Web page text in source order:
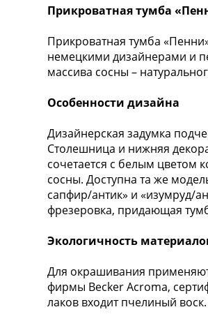
Прикроватная тумба
Прикроватная тумба
немецкими дизайнерами и
массива сосны –
Особенности дизайна
Дизайнерская задумка
Столешница и нижняя
сочетается с белым цветом
сосны. Доступна та же
сапфир/антик» и «изумруд/
фрезеровка, придающая
Экологичность
Для окрашивания
фирмы Becker Acroma,
лаков входит пчелиный